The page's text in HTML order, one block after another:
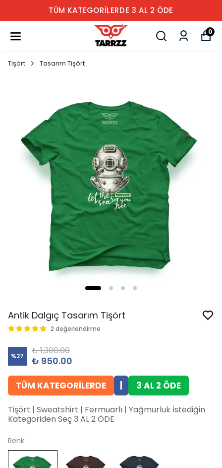
TÜM KATEGORİLERDE 3 AL 2 ÖDE
0
Tişört Tasarım Tişört
Antik Dalgıç Tasarım Tişört
2 değerlendirme
%27 ₺ 1,300.00
₺ 950.00
TÜM KATEGORİLERDE 3 AL 2 ÖDE
Tişört | Sweatshirt | Fermuarlı | Yağmurluk İstediğin
Kategoriden Seç 3 AL 2 ÖDE
Renk